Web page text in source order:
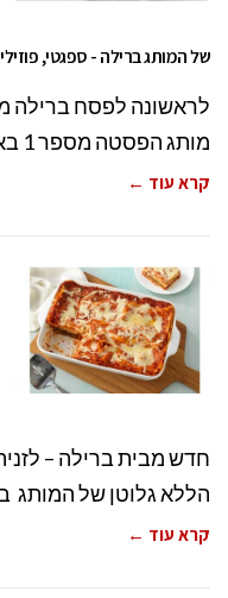
של המותג ברילה - ספגטי,
לראשונה לפסח ברילה
מותג הפסטה מספר 1 באיטליה, משיק לראשונה בישראל
קרא עוד ←
חדש מבית ברילה –
הללא גלוטן של המותג
קרא עוד ←